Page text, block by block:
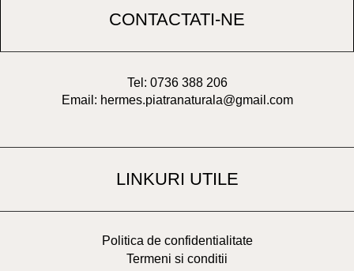
CONTACTATI-NE
Tel: 0736 388 206
Email: hermes.piatranaturala@gmail.com
LINKURI UTILE
Politica de confidentialitate
Termeni si conditii